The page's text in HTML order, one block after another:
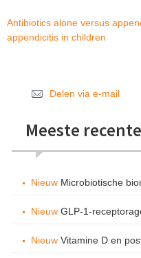
Antibiotics alone versus
appendicitis in children
Delen via e-mail
Meeste
Nieuw Microbiotische
Nieuw GLP-1-
Nieuw Vitamine D en